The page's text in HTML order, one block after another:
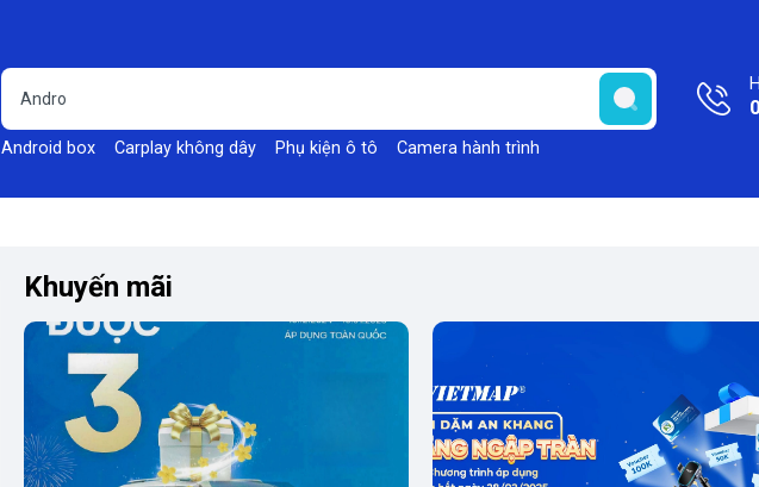
Android box Carplay không dây Phụ kiện ô tô Camera hành trình
Khuyến mãi